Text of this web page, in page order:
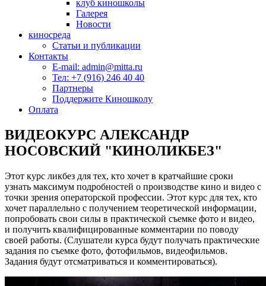
клуб киношколы
Галерея
Новости
киносреда
Статьи и публикации
Контакты
E-mail: admin@mitta.ru
Тел: +7 (916) 246 40 40
Партнеры
Поддержите Киношколу
Оплата
ВИДЕОКУРС АЛЕКСАНДР
НОСОВСКИЙ "КИНОЛИКБЕЗ"
Этот курс ликбез для тех, кто хочет в кратчайшие сроки
узнать максимум подробностей о производстве кино и видео с
точки зрения операторской профессии. Этот курс для тех, кто
хочет параллельно с получением теоретической информации,
попробовать свои силы в практической съемке фото и видео,
и получить квалифицированные комментарии по поводу
своей работы. (Слушатели курса будут получать практические
задания по съемке фото, фотофильмов, видеофильмов.
Задания будут отсматриваться и комментироваться).